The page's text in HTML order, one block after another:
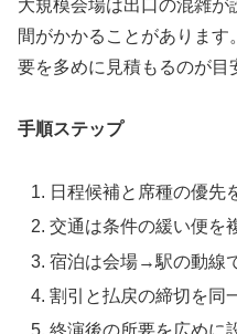
大規模会場は出口の混雑
間がかかることがありま
要を多めに見積もるのが目
手順ステップ
日程候補と席種の優先
交通は条件の緩い便を
宿泊は会場→駅の動線
割引と払戻の締切を同
終演後の所要を広めに